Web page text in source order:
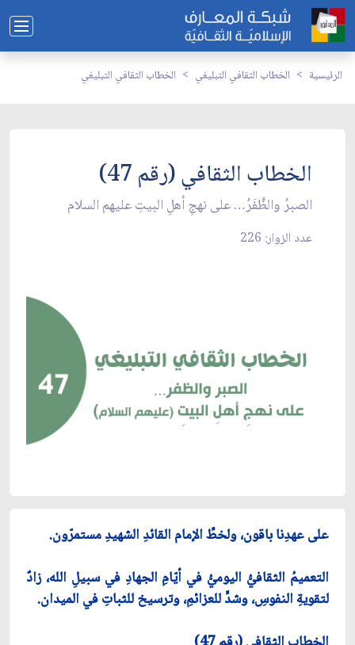
الرئيسية الخطاب الثقافي التبليغي الخطاب الثقافي التبليغي
الخطاب الثقافي (رقم 47)
الصبرُ والظَّفَرُ… على نهجِ أهلِ البيتِ عليهم السلام
عدد الزوار: 226
على عهدِنا باقون، ولخطِّ الإمام القائدِ الشهيدِ مستمرّون.
التعميمُ الثقافيُّ اليوميُّ في أيّامِ الجهادِ في سبيلِ الله، زادٌ
لتقويةِ النفوسِ، وشدٍّ للعزائمِ، وترسيخ للثباتِ في الميدان.